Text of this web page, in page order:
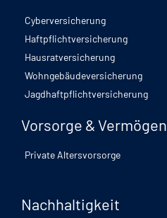
Cyberversicherung
Haftpflichtversicherung
Hausratversicherung
Wohngebäudeversicherung
Jagdhaftpflichtversicherung
Vorsorge & Vermögen
Private Altersvorsorge
Nachhaltigkeit